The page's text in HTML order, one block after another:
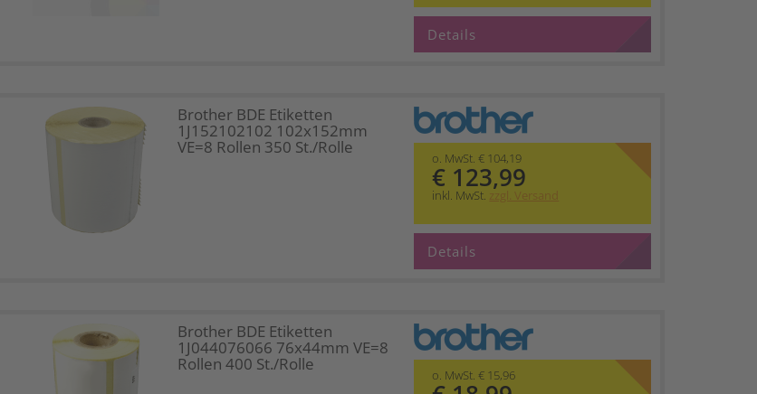
Details
Brother BDE Etiketten
1J152102102 102x152mm
VE=8 Rollen 350 St./Rolle
o. MwSt. € 104,19
€ 123,99
inkl. MwSt. zzgl. Versand
Details
Brother BDE Etiketten
1J044076066 76x44mm VE=8
Rollen 400 St./Rolle
o. MwSt. € 15,96